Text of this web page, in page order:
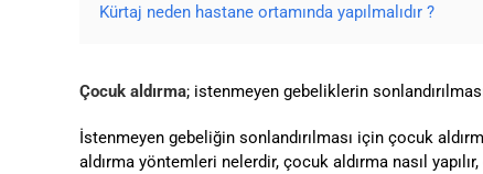
Kürtaj neden hastane ortamında yapılmalıdır ?
Çocuk aldırma; istenmeyen gebeliklerin
İstenmeyen gebeliğin sonlandırılması için çocuk
aldırma yöntemleri nelerdir, çocuk aldırma nasıl